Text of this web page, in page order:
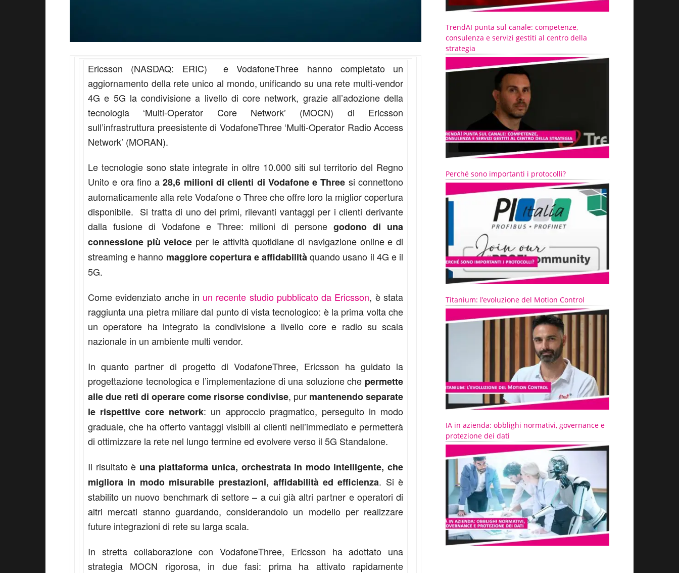
Ericsson (NASDAQ: ERIC) e VodafoneThree hanno completato un
aggiornamento della rete unico al mondo, unificando su una rete multi-vendor
4G e 5G la condivisione a livello di core network, grazie all’adozione della
tecnologia ‘Multi-Operator Core Network’ (MOCN) di Ericsson
sull’infrastruttura preesistente di VodafoneThree ‘Multi-Operator Radio Access
Network’ (MORAN).
Le tecnologie sono state integrate in oltre 10.000 siti sul territorio del Regno
Unito e ora fino a28,6 milioni di clienti di Vodafone e Three si connettono
automaticamente alla rete Vodafone o Three che offre loro la miglior copertura
disponibile. Si tratta di uno dei primi, rilevanti vantaggi per i clienti derivante
dalla fusione di Vodafone e Three: milioni di persone godono di una
connessione più veloce per le attività quotidiane di navigazione online e di
streaming e hanno maggiore copertura e affidabilitàquando usano il 4G e il
5G.
Come evidenziato anche in un recente studio pubblicato da Ericsson, è stata
raggiunta una pietra miliare dal punto di vista tecnologico: è la prima volta che
un operatore ha integrato la condivisione a livello core e radio su scala
nazionale in un ambiente multi vendor.
In quanto partner di progetto di VodafoneThree, Ericsson ha guidato la
progettazione tecnologica e l’implementazione di una soluzione che permette
alle due reti di operare come risorse condivise, pur mantenendo separate
le rispettive core network: un approccio pragmatico, perseguito in modo
graduale, che ha offerto vantaggi visibili ai clienti nell’immediato e permetterà
di ottimizzare la rete nel lungo termine ed evolvere verso il 5G Standalone.
Il risultato è una piattaforma unica, orchestrata in modo intelligente, che
migliora in modo misurabile prestazioni, affidabilità ed efficienza. Si è
stabilito un nuovo benchmark di settore – a cui già altri partner e operatori di
altri mercati stanno guardando, considerandolo un modello per realizzare
future integrazioni di rete su larga scala.
In stretta collaborazione con VodafoneThree, Ericsson ha adottato una
strategia MOCN rigorosa, in due fasi: prima ha attivato rapidamente
TrendAI punta sul canale: competenze,
consulenza e servizi gestiti al centro della
strategia
Perché sono importanti i protocolli?
Titanium: l’evoluzione del Motion Control
IA in azienda: obblighi normativi, governance e
protezione dei dati